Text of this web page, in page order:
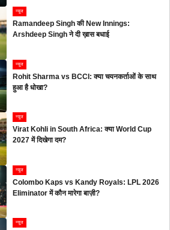
न्यूज
Ramandeep Singh की New Innings:
Arshdeep Singh ने दी ख़ास बधाई
न्यूज
Rohit Sharma vs BCCI: क्या चयनकर्ताओं के साथ
हुआ है धोखा?
न्यूज
Virat Kohli in South Africa: क्या World Cup
2027 में दिखेगा दम?
न्यूज
Colombo Kaps vs Kandy Royals: LPL 2026
Eliminator में कौन मारेगा बाज़ी?
न्यूज